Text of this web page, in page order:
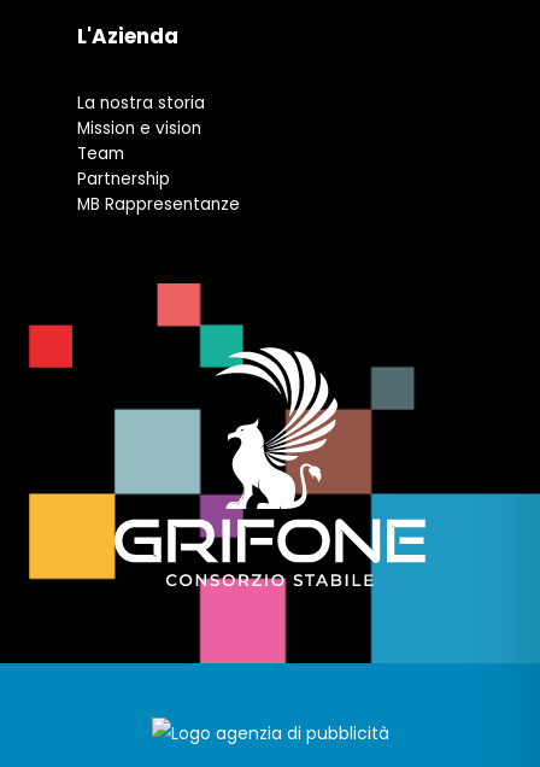
L'Azienda
La nostra storia
Mission e vision
Team
Partnership
MB Rappresentanze